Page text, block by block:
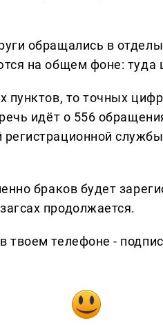
обращались в
на общем фоне:
пунктов, то точных
идёт о 556
браков будет
продолжается.
твоем телефоне -